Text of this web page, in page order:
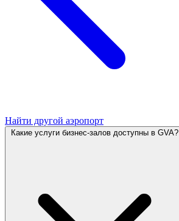
Найти другой аэропорт
Какие услуги бизнес-залов доступны в GVA?